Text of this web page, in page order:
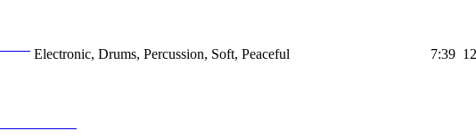
Electronic, Drums, Percussion, Soft, Peaceful 7:39